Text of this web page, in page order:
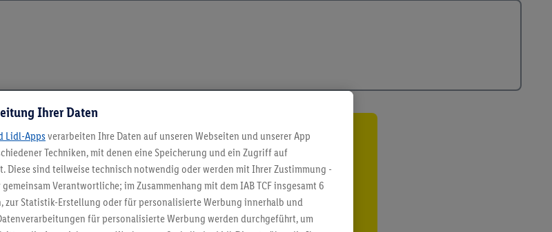
5.95 € Versand sparen³²ᵃ
Jetzt zum Newsletter anmelden
Gutschein sichern!
Ihrer Daten
Lidl-Apps verarbeiten Ihre Daten auf unseren Webseiten und unserer App
Techniken, mit denen eine Speicherung und ein Zugriff auf
sind teilweise technisch notwendig oder werden mit Ihrer Zustimmung -
Verantwortliche; im Zusammenhang mit dem IAB TCF insgesamt 6
Statistik-Erstellung oder für personalisierte Werbung innerhalb und
für personalisierte Werbung werden durchgeführt, um